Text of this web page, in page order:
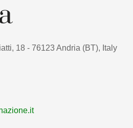
18 - 76123 Andria (BT), Italy